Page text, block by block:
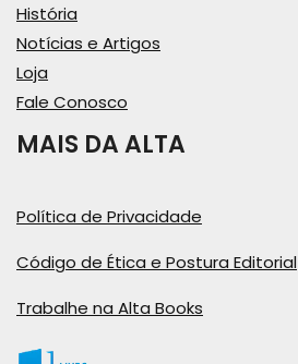
História
Notícias e Artigos
Loja
Fale Conosco
MAIS DA ALTA
Política de Privacidade
Código de Ética e Postura Editorial
Trabalhe na Alta Books